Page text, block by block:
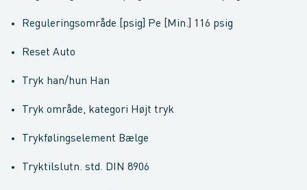
Reguleringsområde [psig] Pe [Min.] 116 psig
Reset Auto
Tryk han/hun Han
Tryk område, kategori Højt tryk
Trykfølingselement Bælge
Tryktilslutn. std. DIN 8906